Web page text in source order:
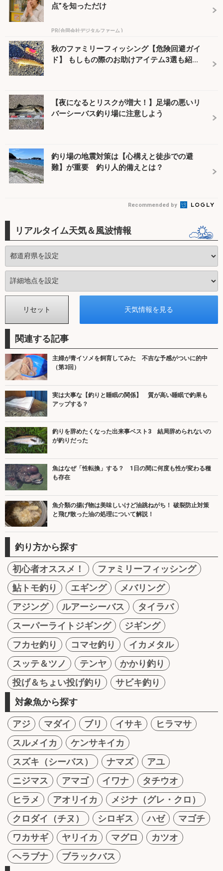
点”を知っただけ
PR(合同会社デジタルファーム )
秋のファミリーフィッシング【危険回避ガイ
ド】 もしもの際のお助けアイテム3選も紹...
【夜になるとリスクが増大！】足場の悪いリ
バーシーバス釣り場に注意しよう
釣り場の地震対策は【心構えと徒歩での避
難】が重要 釣り人的備えとは？
Recommended by
リアルタイム天気＆風波情報
関連する記事
主婦が青イソメを飼育してみた 不吉な予感がついに的中
（第3回）
実は大事な【釣りと睡眠の関係】 質が高い睡眠で釣果も
アップする？
釣りを辞めたくなった出来事ベスト3 結局辞められないの
が釣りだった
魚はなぜ「性転換」する？ 1日の間に何度も性が変わる種
も存在
魚介類の揚げ物は美味しいけど油跳ねがち！ 破裂防止対策
と飛び散った油の処理について解説！
釣り方から探す
初心者オススメ！
ファミリーフィッシング
鮎トモ釣り
エギング
メバリング
アジング
ルアーシーバス
タイラバ
スーパーライトジギング
ジギング
フカセ釣り
コマセ釣り
イカメタル
スッテ＆ツノ
テンヤ
かかり釣り
投げ＆ちょい投げ釣り
サビキ釣り
対象魚から探す
アジ マダイ ブリ イサキ
ヒラマサ
スルメイカ
ケンサキイカ
スズキ（シーバス）
ナマズ
アユ
ニジマス
アマゴ イワナ
タチウオ
ヒラメ
アオリイカ
メジナ（グレ・クロ）
クロダイ（チヌ）
シロギス ハゼ
マゴチ
ワカサギ
ヤリイカ マグロ
カツオ
ヘラブナ
ブラックバス